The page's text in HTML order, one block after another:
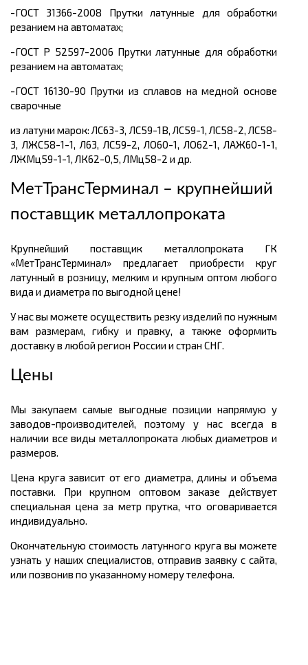
-ГОСТ 31366-2008 Прутки латунные для обработки
резанием на автоматах;
-ГОСТ Р 52597-2006 Прутки латунные для обработки
резанием на автоматах;
-ГОСТ 16130-90 Прутки из сплавов на медной основе
сварочные
из латуни марок: ЛС63-3, ЛС59-1В, ЛС59-1, ЛС58-2, ЛС58-
3, ЛЖС58-1-1, Л63, ЛС59-2, ЛО60-1, ЛО62-1, ЛАЖ60-1-1,
ЛЖМц59-1-1, ЛК62-0,5, ЛМц58-2 и др.
МетТрансТерминал – крупнейший
поставщик металлопроката
Крупнейший поставщик металлопроката ГК
«МетТрансТерминал» предлагает приобрести круг
латунный в розницу, мелким и крупным оптом любого
вида и диаметра по выгодной цене!
У нас вы можете осуществить резку изделий по нужным
вам размерам, гибку и правку, а также оформить
доставку в любой регион России и стран СНГ.
Цены
Мы закупаем самые выгодные позиции напрямую у
заводов-производителей, поэтому у нас всегда в
наличии все виды металлопроката любых диаметров и
размеров.
Цена круга зависит от его диаметра, длины и объема
поставки. При крупном оптовом заказе действует
специальная цена за метр прутка, что оговаривается
индивидуально.
Окончательную стоимость латунного круга вы можете
узнать у наших специалистов, отправив заявку с сайта,
или позвонив по указанному номеру телефона.